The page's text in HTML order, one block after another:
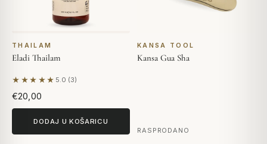
THAILAM
Eladi Thailam
★★★★★ 5.0 (3)
Na temelju 3 recenzija
€20,00
DODAJ U KOŠARICU
KANSA TOOL
Kansa Gua Sha
RASPRODANO